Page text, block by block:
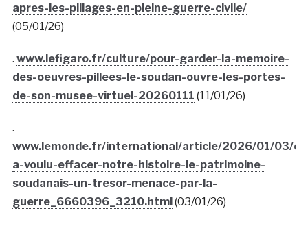
apres-les-pillages-en-pleine-guerre-civile/
(05/01/26)
. www.lefigaro.fr/culture/pour-garder-la-memoire-
des-oeuvres-pillees-le-soudan-ouvre-les-portes-
de-son-musee-virtuel-20260111 (11/01/26)
.
www.lemonde.fr/international/article/2026/01/03/
a-voulu-effacer-notre-histoire-le-patrimoine-
soudanais-un-tresor-menace-par-la-
guerre_6660396_3210.html(03/01/26)